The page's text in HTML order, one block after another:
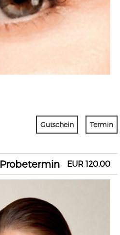
Gutschein Termin
EUR 120,00